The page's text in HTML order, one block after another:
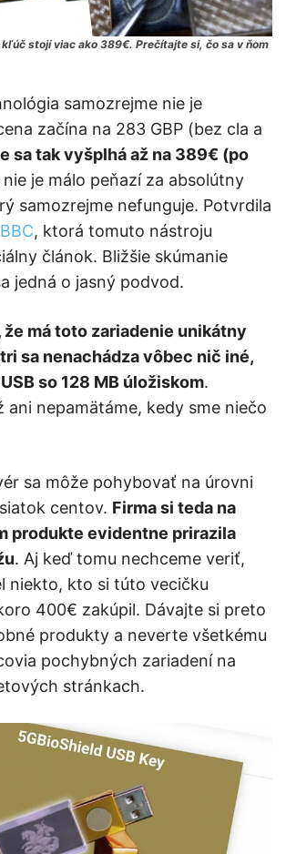
kľúč stojí viac ako 389€. Prečítajte si, čo sa v ňom
samozrejme nie je
začína na 283 GBP (bez cla a
sa tak vyšplhá až na 389€ (po
nie je málo peňazí za absolútny
samozrejme nefunguje. Potvrdila
BBC, ktorá tomuto nástroju
článok. Bližšie skúmanie
jedná o jasný podvod.
že má toto zariadenie unikátny
sa nenachádza vôbec nič iné,
so 128 MB úložiskom.
ani nepamätáme, kedy sme niečo
sa môže pohybovať na úrovni
centov. Firma si teda na
produkte evidentne prirazila
. Aj keď tomu nechceme veriť,
niekto, kto si túto vecičku
400€ zakúpil. Dávajte si preto
produkty a neverte všetkému
pochybných zariadení na
stránkach.